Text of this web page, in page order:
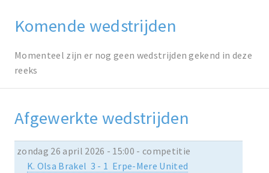
Komende wedstrijden
Momenteel zijn er nog geen wedstrijden gekend in deze
reeks
Afgewerkte wedstrijden
zondag 26 april 2026 - 15:00 - competitie
K. Olsa Brakel 3 - 1 Erpe-Mere United